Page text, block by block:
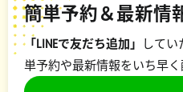
簡単予約＆最新情
「LINEで友だち追加」
してい
単予約や最新情報をいち早く